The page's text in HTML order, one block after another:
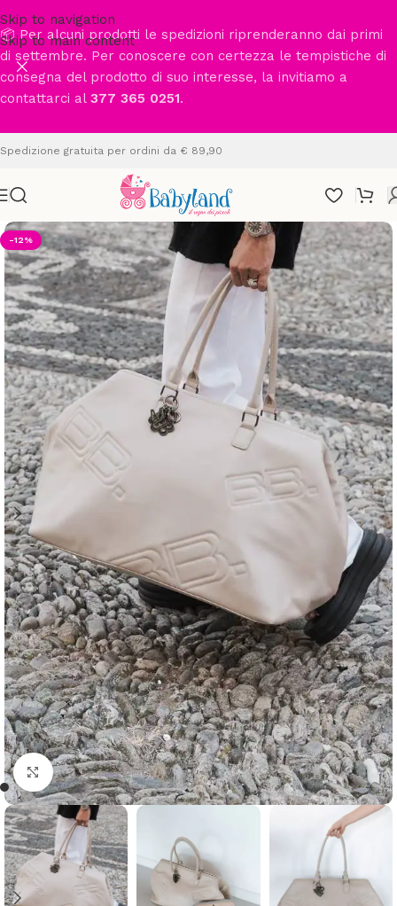
Skip to navigation
Skip to main content
📦 Per alcuni prodotti le spedizioni riprenderanno dai primi
di settembre. Per conoscere con certezza le tempistiche di
consegna del prodotto di suo interesse, la invitiamo a
contattarci al 377 365 0251.
Spedizione gratuita per ordini da € 89,90
-12%
Clicca per ingrandire